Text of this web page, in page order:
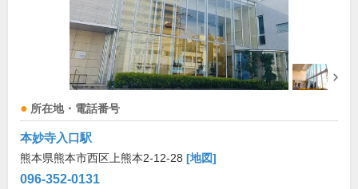
所在地・電話番号
本妙寺入口駅
熊本県熊本市西区上熊本2-12-28 [地図]
096-352-0131